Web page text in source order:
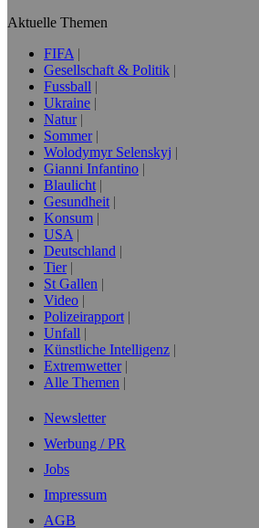
Aktuelle Themen
FIFA
Gesellschaft & Politik
Fussball
Ukraine
Natur
Sommer
Wolodymyr Selenskyj
Gianni Infantino
Blaulicht
Gesundheit
Konsum
USA
Deutschland
Tier
St Gallen
Video
Polizeirapport
Unfall
Künstliche Intelligenz
Extremwetter
Alle Themen
Newsletter
Werbung / PR
Jobs
Impressum
AGB